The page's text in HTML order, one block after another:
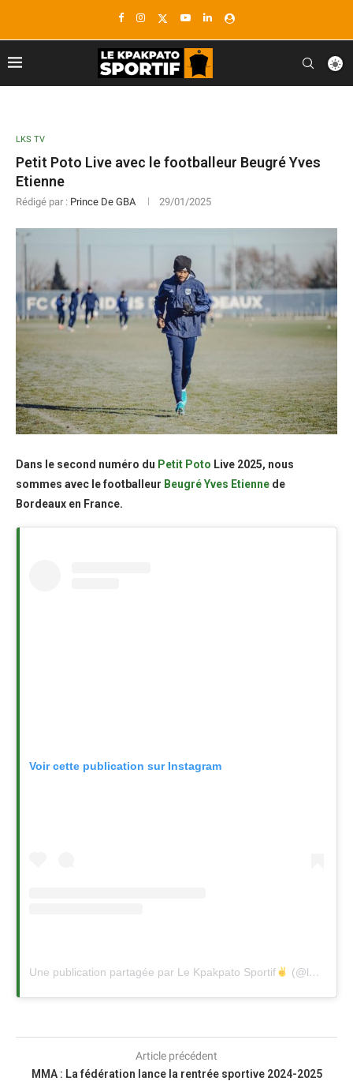
LKS TV
Petit Poto Live avec le footballeur Beugré Yves
Etienne
Rédigé par : Prince De GBA 29/01/2025
Dans le second numéro du Petit Poto Live 2025, nous
sommes avec le footballeur Beugré Yves Etienne de
Bordeaux en France.
Voir cette publication sur Instagram
Une publication partagée par Le Kpakpato Sportif (@lekpakpatosportif)
Article précédent
MMA : La fédération lance la rentrée sportive 2024-2025